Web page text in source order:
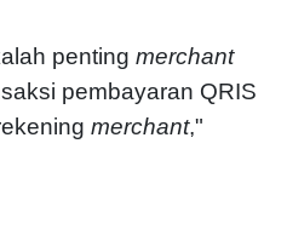
penting merchant
pembayaran QRIS
merchant,"